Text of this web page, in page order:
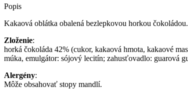
Popis
Kakaová oblátka obalená bezlepkovou horkou
Zloženie:
horká čokoláda 42% (cukor, kakaová hmota, kakaové
múka, emulgátor: sójový lecitín; zahusťovadlo: guarová
Alergény:
Môže obsahovať stopy mandlí.